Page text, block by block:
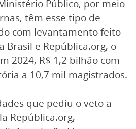
Público, por meio
têm esse tipo de
com levantamento feito
Brasil e República.org, o
2024, R$ 1,2 bilhão com
a 10,7 mil magistrados.
que pediu o veto a
República.org,